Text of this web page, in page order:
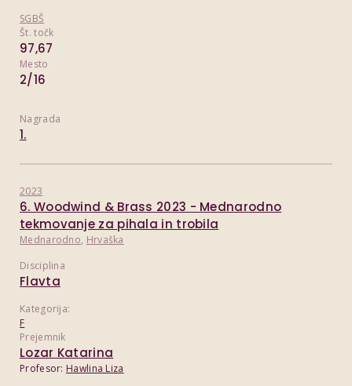
SGBŠ
Št. točk
97,67
Mesto
2/16
Nagrada
1.
2023
6. Woodwind & Brass 2023 - Mednarodno
tekmovanje za pihala in trobila
Mednarodno, Hrvaška
Disciplina
Flavta
Kategorija:
F
Prejemnik
Lozar Katarina
Profesor: Hawlina Liza